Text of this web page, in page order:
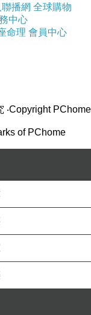
播網 全球購物
中心
命理 會員中心
‧Copyright PChome
of PChome